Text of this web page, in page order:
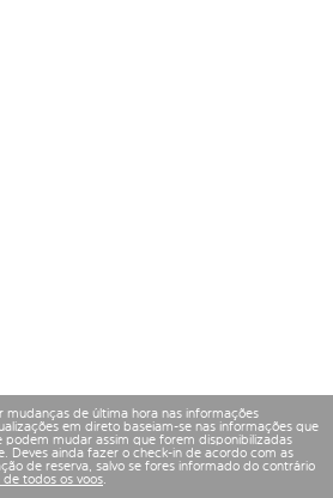
mudanças de última hora nas informações
em direto baseiam-se nas informações que
podem mudar assim que forem disponibilizadas
Deves ainda fazer o check-in de acordo com as
de reserva, salvo se fores informado do contrário
todos os voos.